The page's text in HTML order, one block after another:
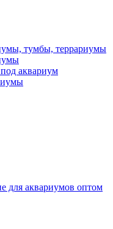
тумбы, террариумы
аквариум
для аквариумов оптом